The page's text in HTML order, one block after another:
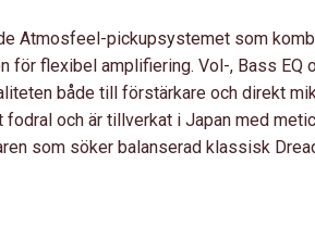
Atmosfeel-pickupsystemet som
för flexibel amplifiering. Vol-, Bass EQ
både till förstärkare och direkt
och är tillverkat i Japan med
som söker balanserad klassisk